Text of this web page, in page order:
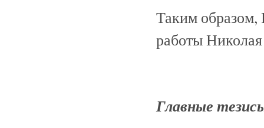
Таким образом,
работы
Главные